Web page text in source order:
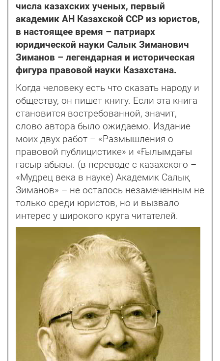
числа казахских ученых, первый
академик АН Казахской ССР из юристов,
в настоящее время – патриарх
юридической науки Салык Зиманович
Зиманов – легендарная и историческая
фигура правовой науки Казахстана.
Когда человеку есть что сказать народу и
обществу, он пишет книгу. Если эта книга
становится востребованной, значит,
слово автора было ожидаемо. Издание
моих двух работ – «Размышления о
правовой публицистике» и «Ғылымдағы
ғасыр абызы. (в переводе с казахского –
«Мудрец века в науке) Академик Салық
Зиманов» – не осталось незамеченным не
только среди юристов, но и вызвало
интерес у широкого круга читателей.